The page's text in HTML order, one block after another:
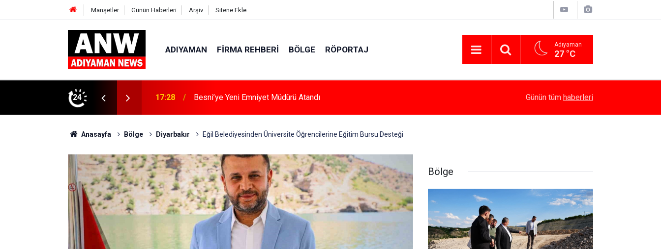
Manşetler Günün Haberleri Arşiv Sitene Ekle
ADIYAMAN FIRMA REHBERI BÖLGE RÖPORTAJ Adıyaman
27 °C
24 15:53 Atso Olağan Meclis Toplantısı Gerçekleştirildi Devlet Bahçeli: “Öcalan umuda, Ahmetler
Günün tüm haberleri
Anasayfa Bölge Diyarbakır Eğil Belediyesinden Üniversite Öğrencilerine Eğitim Bursu Desteği
Bölge